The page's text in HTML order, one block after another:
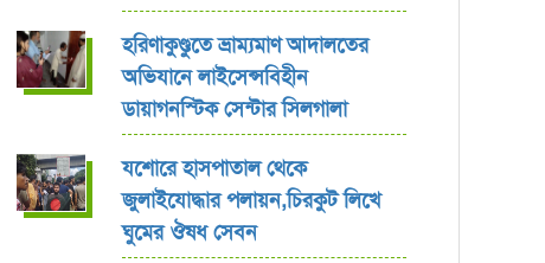
হরিণাকুণ্ডুতে ভ্রাম্যমাণ আদালতের
অভিযানে লাইসেন্সবিহীন
ডায়াগনস্টিক সেন্টার সিলগালা
যশোরে হাসপাতাল থেকে
জুলাইযোদ্ধার পলায়ন,চিরকুট লিখে
ঘুমের ঔষধ সেবন